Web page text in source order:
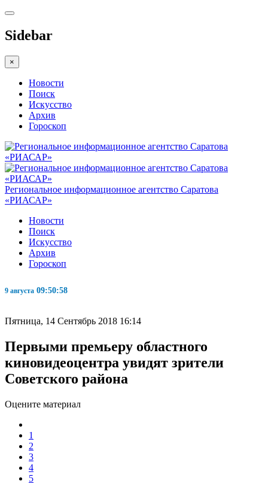
Sidebar
×
Новости
Поиск
Искусство
Архив
Гороскоп
Региональное информационное агентство Саратова
«РИАСАР»
Новости
Поиск
Искусство
Архив
Гороскоп
9 августа 09:50:59
Пятница, 14 Сентябрь 2018 16:14
Первыми премьеру областного
киновидеоцентра увидят зрители
Советского района
Оцените материал
1
2
3
4
5